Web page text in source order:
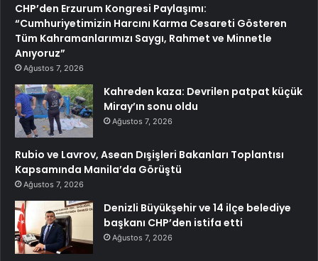
CHP’den Erzurum Kongresi Paylaşımı:
“Cumhuriyetimizin Harcını Karma Cesareti Gösteren
Tüm Kahramanlarımızı Saygı, Rahmet ve Minnetle
Anıyoruz”
Ağustos 7, 2026
Kahreden kaza: Devrilen patpat küçük
Miray’ın sonu oldu
Ağustos 7, 2026
Rubio ve Lavrov, Asean Dışişleri Bakanları Toplantısı
Kapsamında Manila’da Görüştü
Ağustos 7, 2026
Denizli Büyükşehir ve 14 ilçe belediye
başkanı CHP’den istifa etti
Ağustos 7, 2026